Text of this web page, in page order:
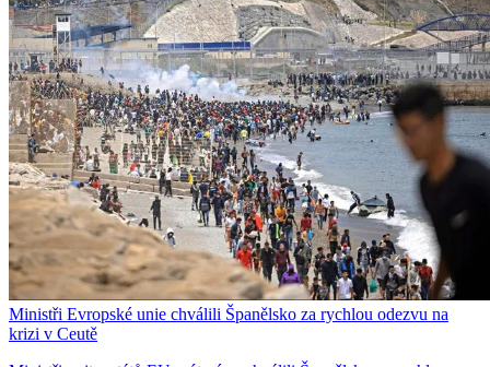
Ministři Evropské unie chválili Španělsko za rychlou odezvu na
krizi v Ceutě